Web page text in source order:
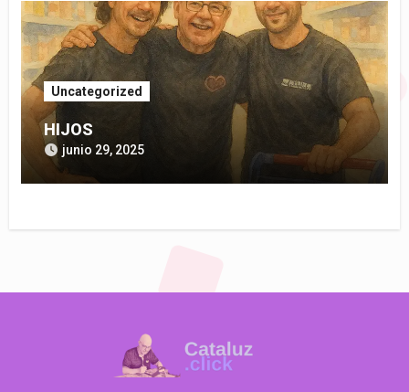
Uncategorized
HIJOS
junio 29, 2025